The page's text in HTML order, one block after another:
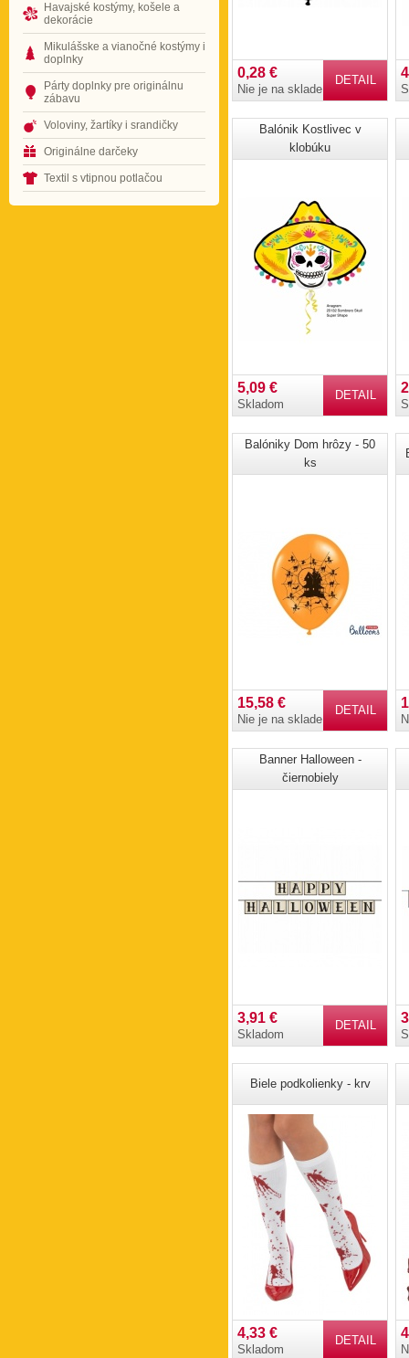
Havajské kostýmy, košele a
dekorácie
Mikulášske a vianočné kostýmy i
doplnky
Párty doplnky pre originálnu
zábavu
Voloviny, žartíky i srandičky
Originálne darčeky
Textil s vtipnou potlačou
DETAIL
0,28 €
Nie je na sklade
Balónik Kostlivec v
klobúku
DETAIL
5,09 €
Skladom
Balóniky Dom hrôzy - 50
ks
DETAIL
15,58 €
Nie je na sklade
Banner Halloween -
čiernobiely
DETAIL
3,91 €
Skladom
Biele podkolienky - krv
DETAIL
4,33 €
Skladom